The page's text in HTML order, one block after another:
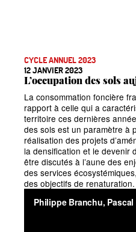
CYCLE ANNUEL 2023
12 JANVIER 2023
L’occupation des sols
La consommation foncière
rapport à celle qui a
territoire ces dernières
des sols est un paramètre à
réalisation des projets
la densification et le devenir
être discutés à l’aune des
des services
des objectifs de renaturation.